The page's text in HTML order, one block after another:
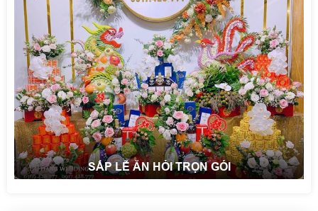
SẮP LỄ ĂN HỎI TRỌN GÓI